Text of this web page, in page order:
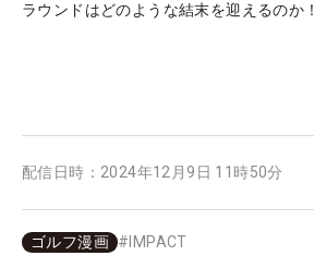
ラウンドはどのような結末を迎えるのか！
配信日時： 2024年12月9日 11時50分
ゴルフ漫画 # IMPACT